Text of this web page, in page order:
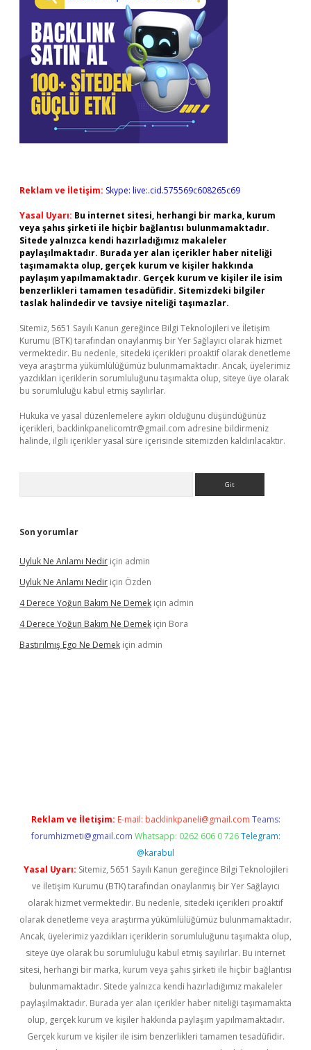
Reklam ve İletişim: Skype: live:.cid.575569c608265c69
Yasal Uyarı: Bu internet sitesi, herhangi bir marka, kurum
veya şahıs şirketi ile hiçbir bağlantısı bulunmamaktadır.
Sitede yalnızca kendi hazırladığımız makaleler
paylaşılmaktadır. Burada yer alan içerikler haber niteliği
taşımamakta olup, gerçek kurum ve kişiler hakkında
paylaşım yapılmamaktadır. Gerçek kurum ve kişiler ile isim
benzerlikleri tamamen tesadüfidir. Sitemizdeki bilgiler
taslak halindedir ve tavsiye niteliği taşımazlar.
Sitemiz, 5651 Sayılı Kanun gereğince Bilgi Teknolojileri ve İletişim
Kurumu (BTK) tarafından onaylanmış bir Yer Sağlayıcı olarak hizmet
vermektedir. Bu nedenle, sitedeki içerikleri proaktif olarak denetleme
veya araştırma yükümlülüğümüz bulunmamaktadır. Ancak, üyelerimiz
yazdıkları içeriklerin sorumluluğunu taşımakta olup, siteye üye olarak
bu sorumluluğu kabul etmiş sayılırlar.
Hukuka ve yasal düzenlemelere aykırı olduğunu düşündüğünüz
içerikleri, backlinkpanelicomtr@gmail.com adresine bildirmeniz
halinde, ilgili içerikler yasal süre içerisinde sitemizden kaldırılacaktır.
Son yorumlar
Uyluk Ne Anlamı Nedir için admin
Uyluk Ne Anlamı Nedir için Özden
4 Derece Yoğun Bakım Ne Demek için admin
4 Derece Yoğun Bakım Ne Demek için Bora
Bastırılmış Ego Ne Demek için admin
Reklam ve İletişim: E-mail: backlinkpaneli@gmail.com Teams:
forumhizmeti@gmail.com Whatsapp: 0262 606 0 726 Telegram:
@karabul
Yasal Uyarı: Sitemiz, 5651 Sayılı Kanun gereğince Bilgi Teknolojileri
ve İletişim Kurumu (BTK) tarafından onaylanmış bir Yer Sağlayıcı
olarak hizmet vermektedir. Bu nedenle, sitedeki içerikleri proaktif
olarak denetleme veya araştırma yükümlülüğümüz bulunmamaktadır.
Ancak, üyelerimiz yazdıkları içeriklerin sorumluluğunu taşımakta olup,
siteye üye olarak bu sorumluluğu kabul etmiş sayılırlar. Bu internet
sitesi, herhangi bir marka, kurum veya şahıs şirketi ile hiçbir bağlantısı
bulunmamaktadır. Sitede yalnızca kendi hazırladığımız makaleler
paylaşılmaktadır. Burada yer alan içerikler haber niteliği taşımamakta
olup, gerçek kurum ve kişiler hakkında paylaşım yapılmamaktadır.
Gerçek kurum ve kişiler ile isim benzerlikleri tamamen tesadüfidir.